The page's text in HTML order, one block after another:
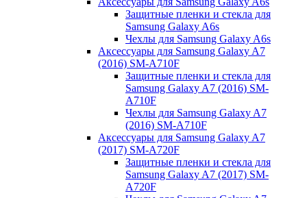
Защитные пленки и стекла для
Samsung Galaxy A6s
Чехлы для Samsung Galaxy A6s
Аксессуары для Samsung Galaxy A7
(2016) SM-A710F
Защитные пленки и стекла для
Samsung Galaxy A7 (2016) SM-
A710F
Чехлы для Samsung Galaxy A7
(2016) SM-A710F
Аксессуары для Samsung Galaxy A7
(2017) SM-A720F
Защитные пленки и стекла для
Samsung Galaxy A7 (2017) SM-
A720F